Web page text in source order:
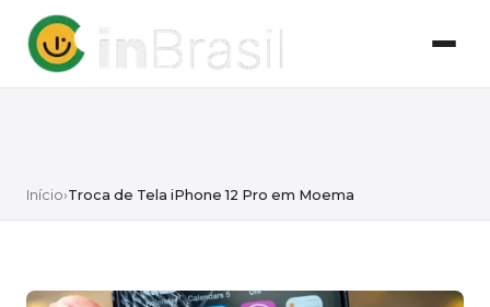
Início›Troca de Tela iPhone 12 Pro em Moema